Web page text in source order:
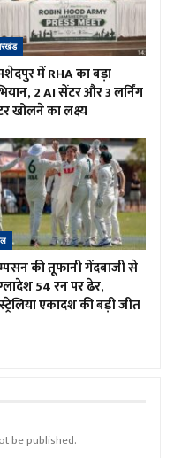
में RHA का बड़ा
2 AI सेंटर और 3 लर्निंग
खोलने का लक्ष्य
की तूफानी गेंदबाजी से
54 रन पर ढेर,
एकादश की बड़ी जीत
be published.